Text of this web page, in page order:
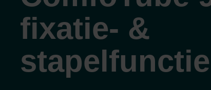
fixatie- &